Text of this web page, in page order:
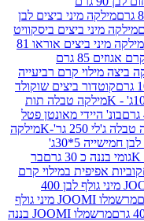
ביצים לבן
ביסקוויט
מילקה מיני ביצים אוראו 81
מילקה קרם אגוזים 85 גרם
קרם רביעייה
ביצים שוקולד
טבלה תות
מאונטן פטל
מילקה
ליאון שוקולד לבן חמישייה 5*30ג'
בר
במילוי קרם
מרשמלו JOOMI מיני גולף לבן 400
מרשמלו JOOMI מיני גולף
מרשמלו JOOMI בננה